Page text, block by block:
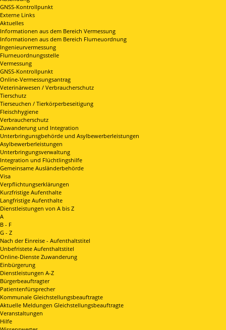
GNSS-Kontrollpunkt
Externe Links
Aktuelles
Informationen aus dem Bereich Vermessung
Informationen aus dem Bereich Flurneuordnung
Ingenieurvermessung
Flurneuordnungsstelle
Vermessung
GNSS-Kontrollpunkt
Online-Vermessungsantrag
Veterinärwesen / Verbraucherschutz
Tierschutz
Tierseuchen / Tierkörperbeseitigung
Fleischhygiene
Verbraucherschutz
Zuwanderung und Integration
Unterbringunsgbehörde und Asylbewerberleistungen
Asylbewerberleistungen
Unterbringungsverwaltung
Integration und Flüchtlingshilfe
Gemeinsame Ausländerbehörde
Visa
Verpflichtungserklärungen
Kurzfristige Aufenthalte
Langfristige Aufenthalte
Dienstleistungen von A bis Z
A
B - F
G - Z
Nach der Einreise - Aufenthaltstitel
Unbefristete Aufenthaltstitel
Online-Dienste Zuwanderung
Einbürgerung
Dienstleistungen A-Z
Bürgerbeauftragter
Patientenfürsprecher
Kommunale Gleichstellungsbeauftragte
Aktuelle Meldungen Gleichstellungsbeauftragte
Veranstaltungen
Hilfe